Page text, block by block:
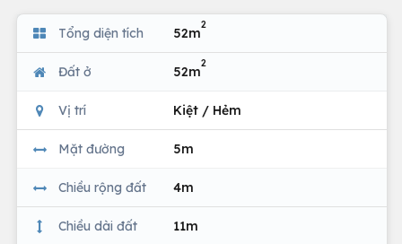
Tổng diện tích 52m
2
Đất ở 52m
2
Vị trí Kiệt / Hẻm
Mặt đường 5m
Chiều rộng đất 4m
Chiều dài đất 11m